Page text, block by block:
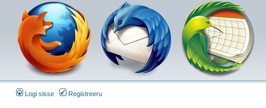
Logi sisse Registreeru